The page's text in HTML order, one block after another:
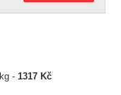
kg -1317 Kč